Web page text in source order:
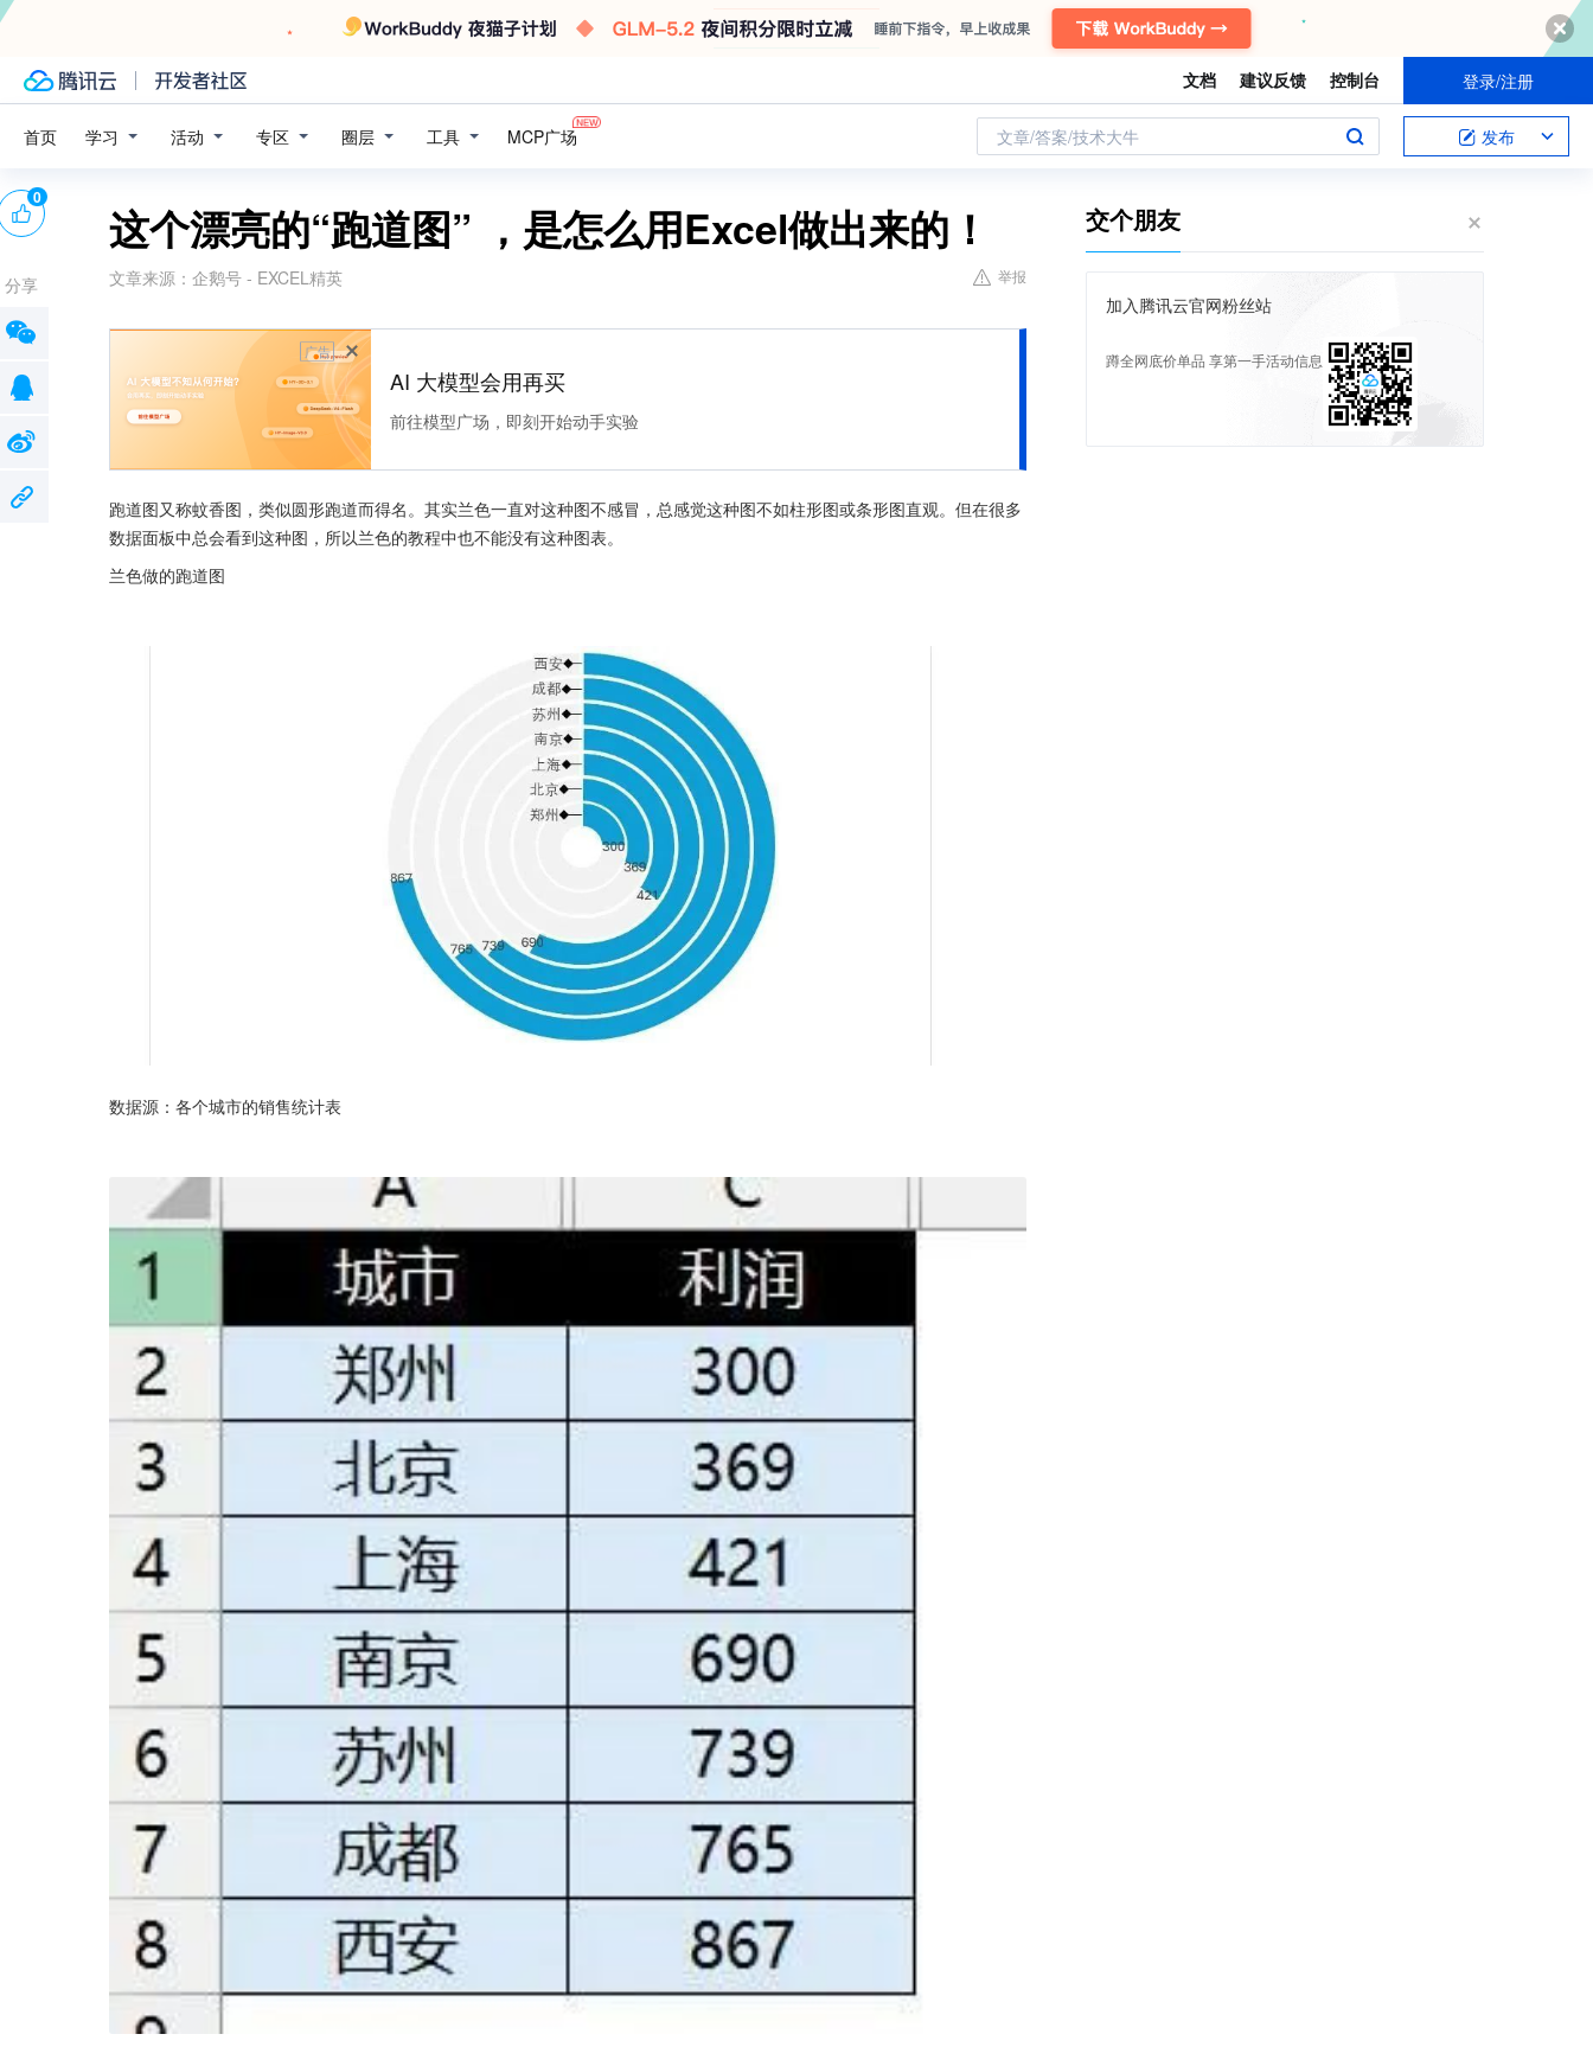
文档 建议反馈 控制台 登录/注册
首页 学习 活动 专区 圈层 工具 MCP广场 文章/答案/技术大牛 发布
这个漂亮的“跑道图” ，是怎么用Excel做出来的！
文章来源： 企鹅号 - EXCEL精英 举报
广告
AI 大模型会用再买
前往模型广场，即刻开始动手实验
跑道图又称蚊香图，类似圆形跑道而得名。其实兰色一直对这种图不感冒，总感觉这种图不如柱形图或条形图直观。但在很多
数据面板中总会看到这种图，所以兰色的教程中也不能没有这种图表。
兰色做的跑道图
数据源：各个城市的销售统计表
0
分享
交个朋友
加入腾讯云官网粉丝站
蹲全网底价单品 享第一手活动信息